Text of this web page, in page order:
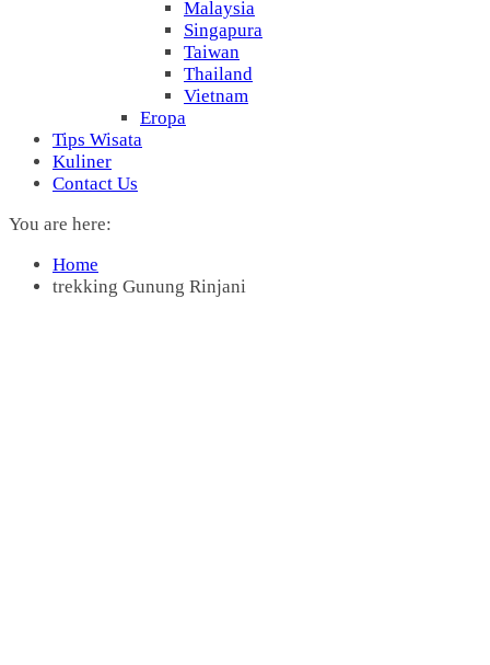
Malaysia
Singapura
Taiwan
Thailand
Vietnam
Eropa
Tips Wisata
Kuliner
Contact Us
You are here:
Home
trekking Gunung Rinjani